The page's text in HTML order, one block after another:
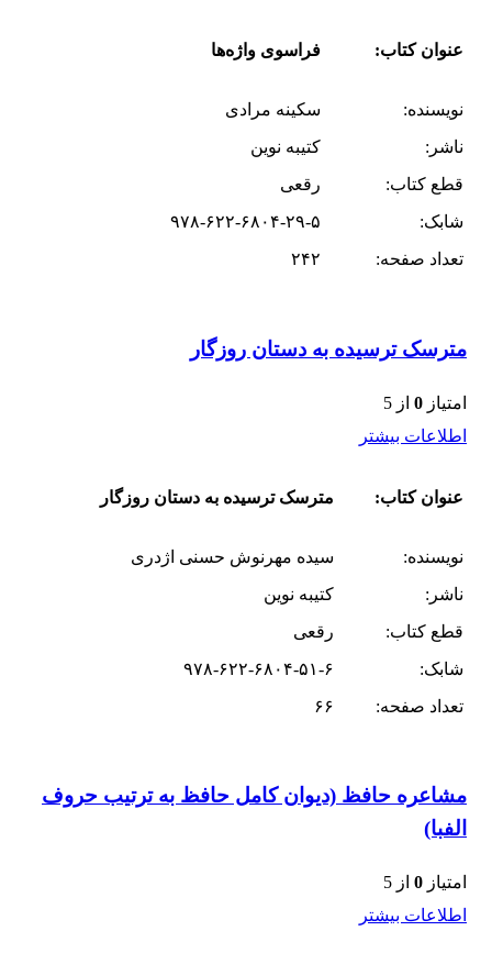
عنوان کتاب: فراسوی واژه‌ها
نویسنده:
سکینه مرادی
ناشر:
کتیبه نوین
قطع کتاب:
رقعی
شابک:
۹۷۸-۶۲۲-۶۸۰۴-۲۹-۵
تعداد صفحه:
۲۴۲
مترسک ترسیده به دستان روزگار
امتیاز 0 از 5
اطلاعات بیشتر
عنوان کتاب: مترسک ترسیده به دستان روزگار
نویسنده:
سیده مهرنوش حسنی اژدری
ناشر:
کتیبه نوین
قطع کتاب:
رقعی
شابک:
۹۷۸-۶۲۲-۶۸۰۴-۵۱-۶
تعداد صفحه:
۶۶
مشاعره حافظ (دیوان کامل حافظ به ترتیب حروف
الفبا)
امتیاز 0 از 5
اطلاعات بیشتر